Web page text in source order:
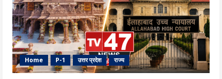
Home P-1 उत्तर प्रदेश राज्य